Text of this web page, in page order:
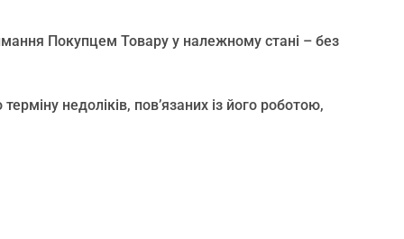
Покупцем Товару у належному стані – без
недоліків, пов’язаних із його роботою,